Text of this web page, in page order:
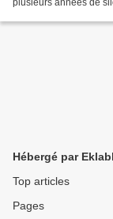
plusieurs années de
Hébergé par
Top articles
Pages